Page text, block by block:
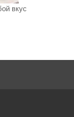
вкус